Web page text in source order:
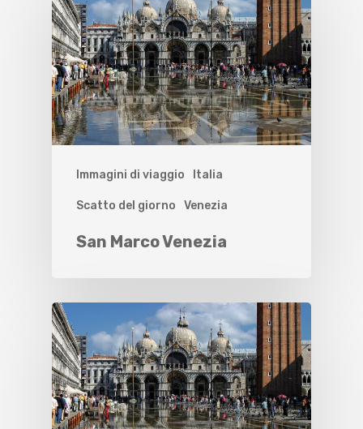
Immagini di viaggio Italia
Scatto del giorno Venezia
San Marco Venezia